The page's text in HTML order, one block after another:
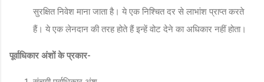
सुरक्षित निवेश माना जाता है। ये एक निश्चित दर से लाभांश प्राप्त करते
हैं। ये एक लेनदान की तरह होते हैं इन्हें वोट देने का अधिकार नहीं होता।
पूर्वाधिकार अंशों के प्रकार-